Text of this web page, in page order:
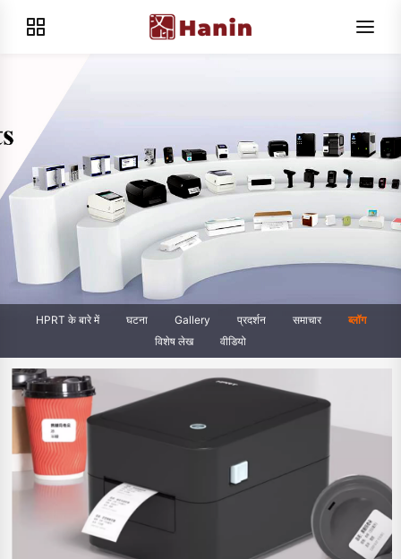
HPRT के बारे में घटना Gallery प्रदर्शन समाचार
ब्लॉग
विशेष लेख
वीडियो